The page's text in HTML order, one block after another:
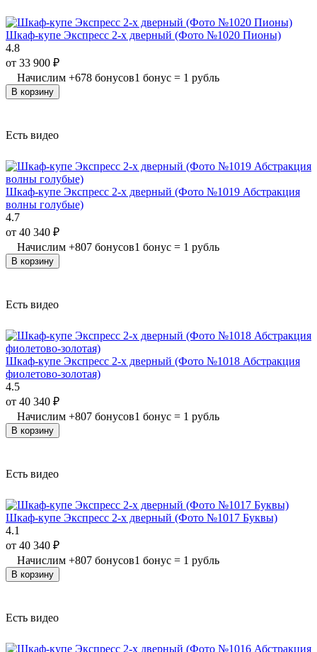
Шкаф-купе Экспресс 2-х дверный (Фото №1020 Пионы)
4.8
от 33 900 ₽
Начислим +678 бонусов1 бонус = 1 рубль
В корзину
Есть видео
Шкаф-купе Экспресс 2-х дверный (Фото №1019 Абстракция
волны голубые)
4.7
от 40 340 ₽
Начислим +807 бонусов1 бонус = 1 рубль
В корзину
Есть видео
Шкаф-купе Экспресс 2-х дверный (Фото №1018 Абстракция
фиолетово-золотая)
4.5
от 40 340 ₽
Начислим +807 бонусов1 бонус = 1 рубль
В корзину
Есть видео
Шкаф-купе Экспресс 2-х дверный (Фото №1017 Буквы)
4.1
от 40 340 ₽
Начислим +807 бонусов1 бонус = 1 рубль
В корзину
Есть видео